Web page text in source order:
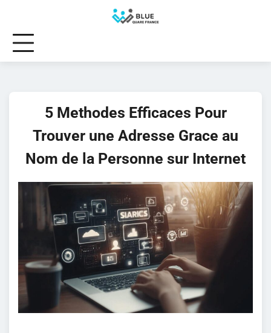
content
5 Methodes Efficaces Pour
Trouver une Adresse Grace au
Nom de la Personne sur Internet